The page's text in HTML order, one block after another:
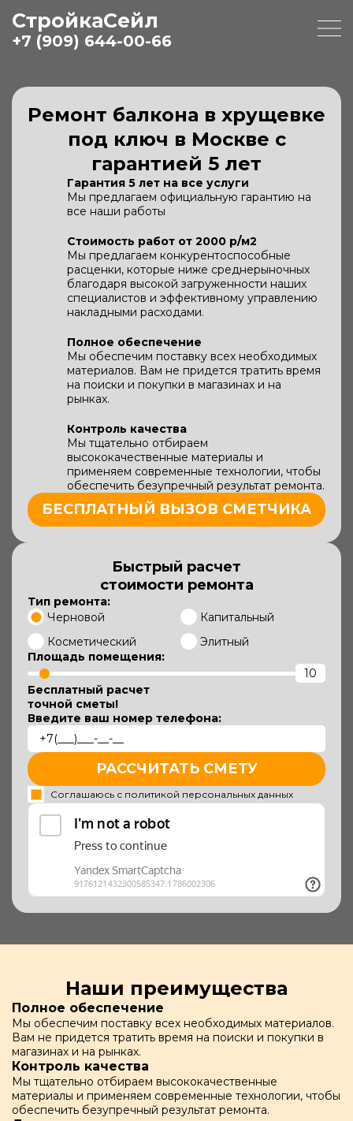
СтройкаСейл
+7 (909) 644-00-66
Ремонт балкона в хрущевке
под ключ в Москве с
гарантией 5 лет
Гарантия 5 лет на все услуги
Мы предлагаем официальную гарантию на
все наши работы
Стоимость работ от 2000 р/м2
Мы предлагаем конкурентоспособные
расценки, которые ниже среднерыночных
благодаря высокой загруженности наших
специалистов и эффективному управлению
накладными расходами.
Полное обеспечение
Мы обеспечим поставку всех необходимых
материалов. Вам не придется тратить время
на поиски и покупки в магазинах и на
рынках.
Контроль качества
Мы тщательно отбираем
высококачественные материалы и
применяем современные технологии, чтобы
обеспечить безупречный результат ремонта.
БЕСПЛАТНЫЙ ВЫЗОВ СМЕТЧИКА
Быстрый расчет
стоимости ремонта
Тип ремонта:
Черновой
Капитальный
Косметический
Элитный
Площадь помещения:
Бесплатный расчет
точной сметы!
Введите ваш номер телефона:
РАССЧИТАТЬ СМЕТУ
Соглашаюсь с политикой персональных данных
Наши преимущества
Полное обеспечение
Мы обеспечим поставку всех необходимых материалов.
Вам не придется тратить время на поиски и покупки в
магазинах и на рынках.
Контроль качества
Мы тщательно отбираем высококачественные
материалы и применяем современные технологии, чтобы
обеспечить безупречный результат ремонта.